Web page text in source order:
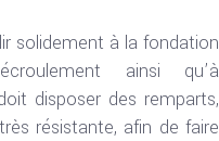
solidement à la fondation
ainsi qu’à
disposer des remparts,
résistante, afin de faire